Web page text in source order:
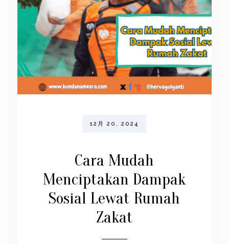
12月 20, 2024
Cara Mudah
Menciptakan Dampak
Sosial Lewat Rumah
Zakat